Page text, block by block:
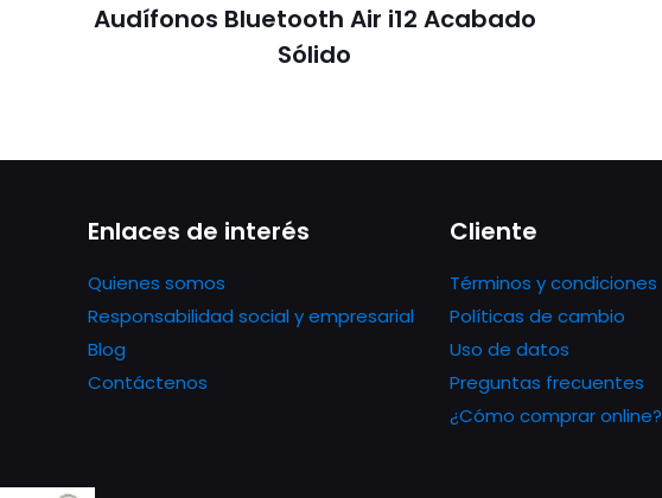
Audífonos Bluetooth Air i12 Acabado
Sólido
Enlaces de interés
Quienes somos
Responsabilidad social y empresarial
Blog
Contáctenos
Cliente
Términos y condiciones
Políticas de cambio
Uso de datos
Preguntas frecuentes
¿Cómo comprar online?